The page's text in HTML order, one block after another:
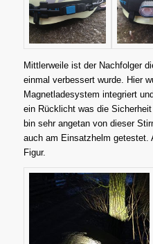
Mittlerweile ist der Nachfolger
einmal verbessert wurde. Hier
Magnetladesystem integriert
ein Rücklicht was die
bin sehr angetan von dieser
auch am Einsatzhelm getestet.
Figur.